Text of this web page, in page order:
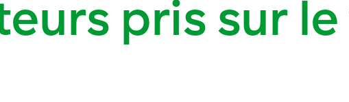
pris sur le